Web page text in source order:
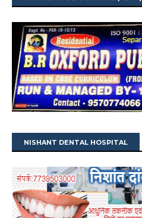
NISHANT DENTAL HOSPITAL